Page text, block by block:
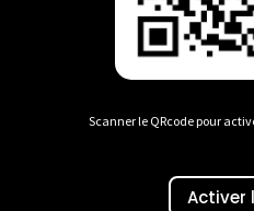
Scanner le QRcode pour
Activer